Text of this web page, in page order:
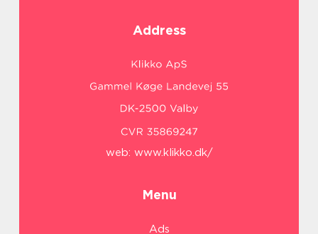
Address
web: www.klikko.dk/
Menu
Ads